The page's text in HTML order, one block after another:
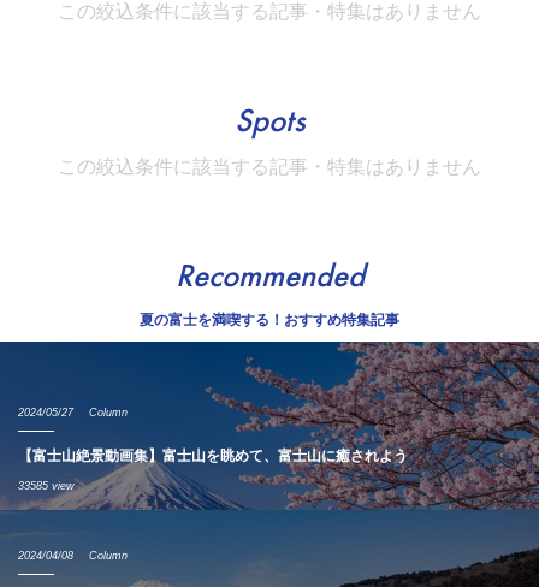
この絞込条件に該当する記事・特集はありません
Spots
この絞込条件に該当する記事・特集はありません
Recommended
夏の富士を満喫する！おすすめ特集記事
2024/05/27 Column
【富士山絶景動画集】富士山を眺めて、富士山に癒されよう
33585 view
2024/04/08 Column